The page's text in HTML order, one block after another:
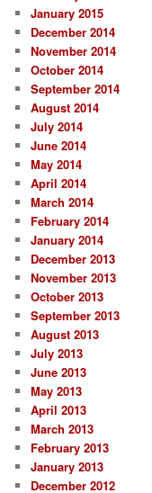
January 2015
December 2014
November 2014
October 2014
September 2014
August 2014
July 2014
June 2014
May 2014
April 2014
March 2014
February 2014
January 2014
December 2013
November 2013
October 2013
September 2013
August 2013
July 2013
June 2013
May 2013
April 2013
March 2013
February 2013
January 2013
December 2012